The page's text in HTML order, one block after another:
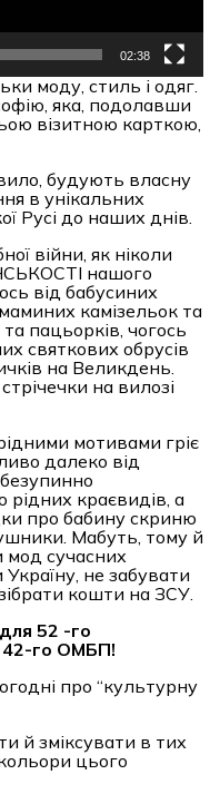
02:38
моду, стиль і одяг.
яка, подолавши
візитною карткою,
будують власну
в унікальних
Русі до наших днів.
війни, як ніколи
нашого
від бабусиних
камізельок та
пацьорків, чогось
святкових обрусів
на Великдень.
на вилозі
мотивами гріє
далеко від
краєвидів, а
про бабину скриню
Мабуть, тому й
мод сучасних
не забувати
зібрати кошти на ЗСУ.
52 -го
42-го ОМБП!
про “культурну
й зміксувати в тих
цього